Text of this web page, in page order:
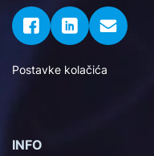
Postavke kolačića
INFO